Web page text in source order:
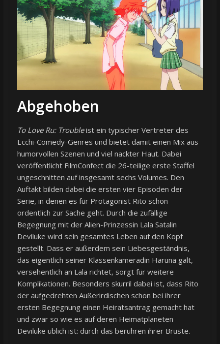
Abgehoben
To Love Ru: Troubleist ein typischer Vertreter des
Ecchi-Comedy-Genres und bietet damit einen Mix aus
humorvollen Szenen und viel nackter Haut. Dabei
veröffentlicht FilmConfect die 26-teilige erste Staffel
ungeschnitten auf insgesamt sechs Volumes. Den
Auftakt bilden dabei die ersten vier Episoden der
Serie, in denen es für Protagonist Rito schon
ordentlich zur Sache geht. Durch die zufällige
Begegnung mit der Alien-Prinzessin Lala Satalin
Deviluke wird sein gesamtes Leben auf den Kopf
gestellt. Dass er außerdem sein Liebesgeständnis,
das eigentlich seiner Klassenkameradin Haruna galt,
versehentlich an Lala richtet, sorgt für weitere
Komplikationen. Besonders skurril dabei ist, dass Rito
der aufgedrehten Außerirdischen schon bei ihrer
ersten Begegnung einen Heiratsantrag gemacht hat
und zwar so wie es auf deren Heimatplaneten
Deviluke üblich ist: durch das berühren ihrer Brüste.